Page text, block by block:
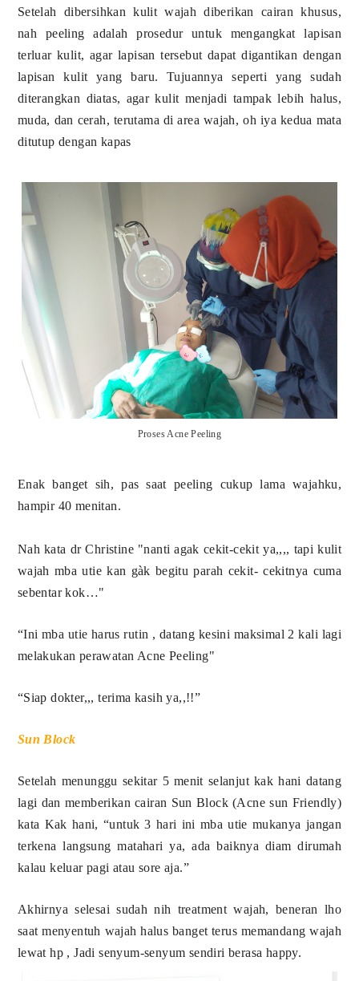
Setelah dibersihkan kulit wajah diberikan cairan khusus,
nah peeling adalah prosedur untuk mengangkat lapisan
terluar kulit, agar lapisan tersebut dapat digantikan dengan
lapisan kulit yang baru. Tujuannya seperti yang sudah
diterangkan diatas, agar kulit menjadi tampak lebih halus,
muda, dan cerah, terutama di area wajah, oh iya kedua mata
ditutup dengan kapas
Proses Acne Peeling
Enak banget sih, pas saat peeling cukup lama wajahku,
hampir 40 menitan.
Nah kata dr Christine "nanti agak cekit-cekit ya,,,, tapi kulit
wajah mba utie kan gàk begitu parah cekit- cekitnya cuma
sebentar kok…"
“Ini mba utie harus rutin , datang kesini maksimal 2 kali lagi
melakukan perawatan Acne Peeling"
“Siap dokter,,, terima kasih ya,,!!”
Sun Block
Setelah menunggu sekitar 5 menit selanjut kak hani datang
lagi dan memberikan cairan Sun Block (Acne sun Friendly)
kata Kak hani, “untuk 3 hari ini mba utie mukanya jangan
terkena langsung matahari ya, ada baiknya diam dirumah
kalau keluar pagi atau sore aja.”
Akhirnya selesai sudah nih treatment wajah, beneran lho
saat menyentuh wajah halus banget terus memandang wajah
lewat hp , Jadi senyum-senyum sendiri berasa happy.